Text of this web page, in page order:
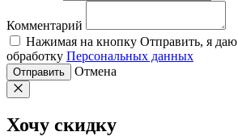
Комментарий
Нажимая на кнопку Отправить, я даю
обработку Персональных данных
Отправить Отмена
Хочу скидку